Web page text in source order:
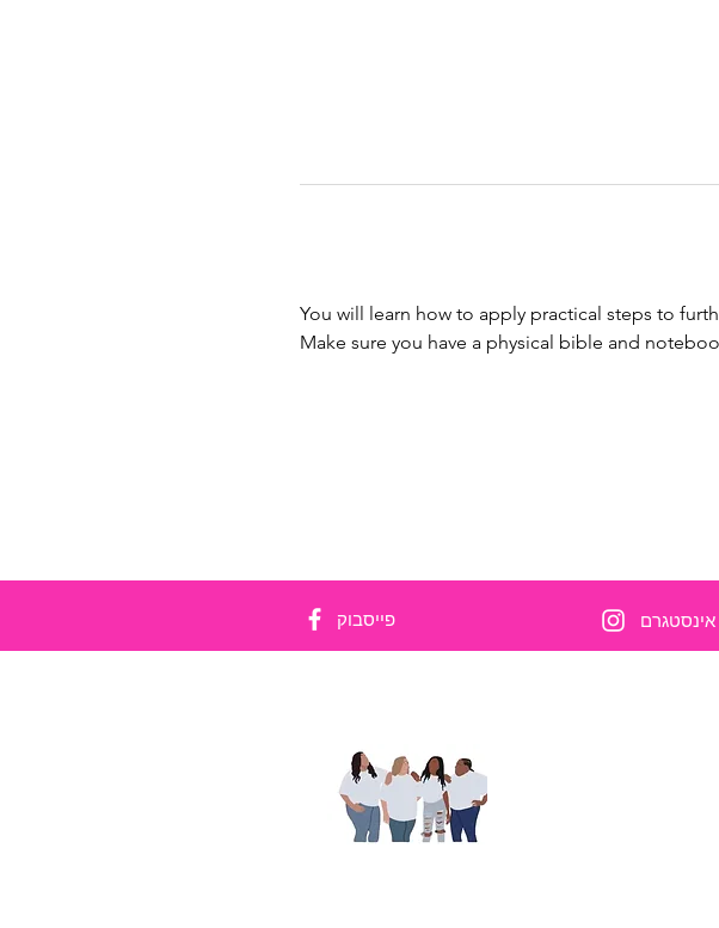
You will learn how to apply practical steps to
Make sure you have a physical bible and
פייסבוק אינסטגרם